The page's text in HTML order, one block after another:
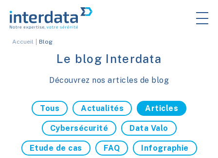
Accueil Blog
Le blog Interdata
Découvrez nos articles de blog
Tous Actualités Articles
Cybersécurité Data Valo
Etude de cas FAQ Infographie